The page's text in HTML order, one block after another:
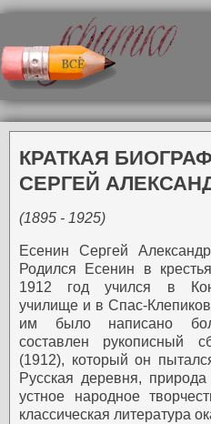
КРАТКАЯ
СЕРГЕЙ
(1895 - 1925)
Есенин Сергей
Родился Есенин в
1912 год учился в
училище и в Спас-
им было написано
составлен рукописный
(1912), который он
Русская деревня,
устное народное
классическая литература